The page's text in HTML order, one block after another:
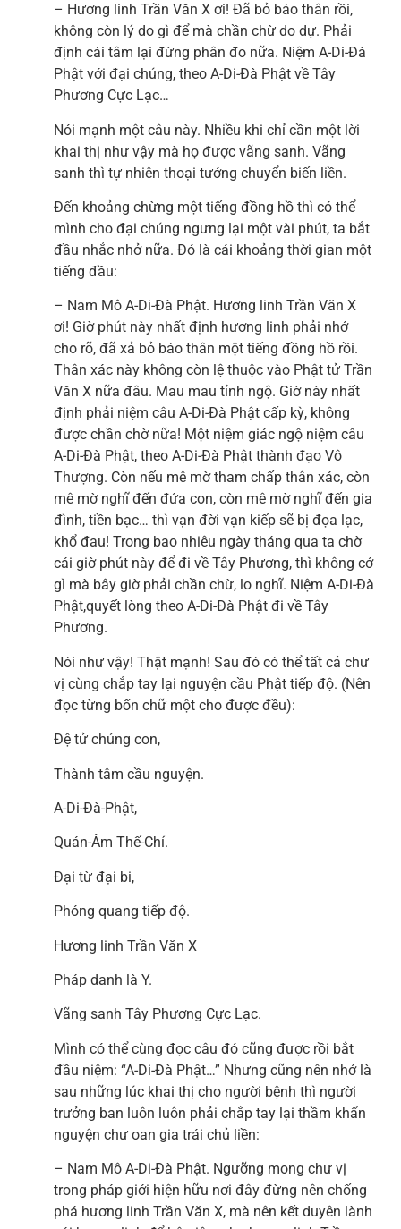
– Hương linh Trần Văn X ơi! Đã bỏ báo thân rồi,
không còn lý do gì để mà chần chừ do dự. Phải
định cái tâm lại đừng phân đo nữa. Niệm A-Di-Đà
Phật với đại chúng, theo A-Di-Đà Phật về Tây
Phương Cực Lạc…
Nói mạnh một câu này. Nhiều khi chỉ cần một lời
khai thị như vậy mà họ được vãng sanh. Vãng
sanh thì tự nhiên thoại tướng chuyển biến liền.
Đến khoảng chừng một tiếng đồng hồ thì có thể
mình cho đại chúng ngưng lại một vài phút, ta bắt
đầu nhắc nhở nữa. Đó là cái khoảng thời gian một
tiếng đầu:
– Nam Mô A-Di-Đà Phật. Hương linh Trần Văn X
ơi! Giờ phút này nhất định hương linh phải nhớ
cho rõ, đã xả bỏ báo thân một tiếng đồng hồ rồi.
Thân xác này không còn lệ thuộc vào Phật tử Trần
Văn X nữa đâu. Mau mau tỉnh ngộ. Giờ này nhất
định phải niệm câu A-Di-Đà Phật cấp kỳ, không
được chần chờ nữa! Một niệm giác ngộ niệm câu
A-Di-Đà Phật, theo A-Di-Đà Phật thành đạo Vô
Thượng. Còn nếu mê mờ tham chấp thân xác, còn
mê mờ nghĩ đến đứa con, còn mê mờ nghĩ đến gia
đình, tiền bạc… thì vạn đời vạn kiếp sẽ bị đọa lạc,
khổ đau! Trong bao nhiêu ngày tháng qua ta chờ
cái giờ phút này để đi về Tây Phương, thì không cớ
gì mà bây giờ phải chần chừ, lo nghĩ. Niệm A-Di-Đà
Phật,quyết lòng theo A-Di-Đà Phật đi về Tây
Phương.
Nói như vậy! Thật mạnh! Sau đó có thể tất cả chư
vị cùng chắp tay lại nguyện cầu Phật tiếp độ. (Nên
đọc từng bốn chữ một cho được đều):
Đệ tử chúng con,
Thành tâm cầu nguyện.
A-Di-Đà-Phật,
Quán-Âm Thế-Chí.
Đại từ đại bi,
Phóng quang tiếp độ.
Hương linh Trần Văn X
Pháp danh là Y.
Vãng sanh Tây Phương Cực Lạc.
Mình có thể cùng đọc câu đó cũng được rồi bắt
đầu niệm: “A-Di-Đà Phật…” Nhưng cũng nên nhớ là
sau những lúc khai thị cho người bệnh thì người
trưởng ban luôn luôn phải chắp tay lại thầm khẩn
nguyện chư oan gia trái chủ liền:
– Nam Mô A-Di-Đà Phật. Ngưỡng mong chư vị
trong pháp giới hiện hữu nơi đây đừng nên chống
phá hương linh Trần Văn X, mà nên kết duyên lành